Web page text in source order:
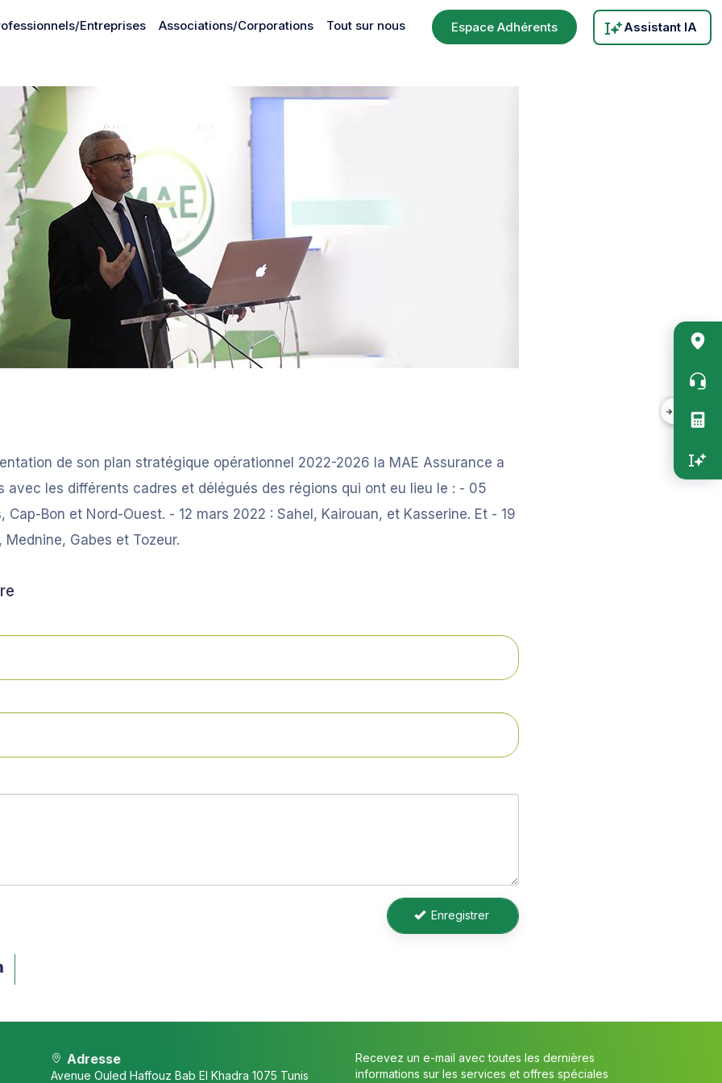
Entreprises Associations/Corporations Tout sur nous Espace Adhérents Assistant IA
rapide
de son plan stratégique opérationnel 2022-2026 la MAE Assurance a
avec les différents cadres et délégués des régions qui ont eu lieu le : - 05
Cap-Bon et Nord-Ouest. - 12 mars 2022 : Sahel, Kairouan, et Kasserine. Et - 19
Gabes et Tozeur.
Enregistrer
Adresse
Avenue Ouled Haffouz Bab El Khadra 1075 Tunis
Recevez un e-mail avec toutes les dernières
informations sur les services et offres spéciales